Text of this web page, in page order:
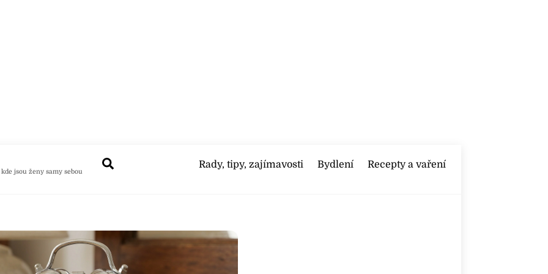
kde jsou ženy samy sebou
Rady, tipy, zajímavosti Bydlení Recepty a vaření